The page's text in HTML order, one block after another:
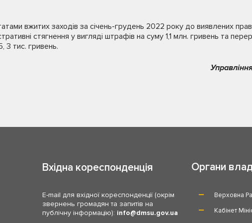
вжитих заходів за січень-грудень 2022 року до виявлених
стягнення у вигляді штрафів на суму 1,1 млн. гривень та
тис. гривень.
Вхідна кореспонденція
E-mail для вхідної кореспонденції (окрім
звернень громадян та запитів на
публічну інформацію): info
dmsu.gov.ua
Органи
Верховна
Кабінет